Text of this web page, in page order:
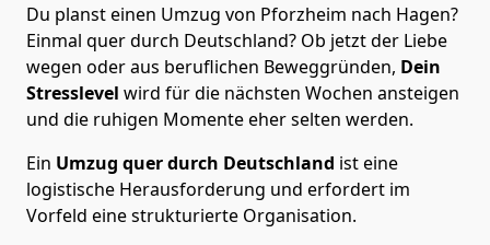
Du planst einen Umzug von Pforzheim nach Hagen?
Einmal quer durch Deutschland? Ob jetzt der Liebe
wegen oder aus beruflichen Beweggründen, Dein
Stresslevel wird für die nächsten Wochen ansteigen
und die ruhigen Momente eher selten werden.
Ein Umzug quer durch Deutschland ist eine
logistische Herausforderung und erfordert im
Vorfeld eine strukturierte Organisation.